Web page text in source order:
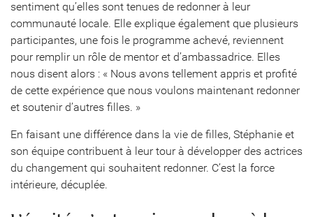
sentiment qu’elles sont tenues de redonner à leur
communauté locale. Elle explique également que plusieurs
participantes, une fois le programme achevé, reviennent
pour remplir un rôle de mentor et d’ambassadrice. Elles
nous disent alors : « Nous avons tellement appris et profité
de cette expérience que nous voulons maintenant redonner
et soutenir d’autres filles. »
En faisant une différence dans la vie de filles, Stéphanie et
son équipe contribuent à leur tour à développer des actrices
du changement qui souhaitent redonner. C’est la force
intérieure, décuplée.